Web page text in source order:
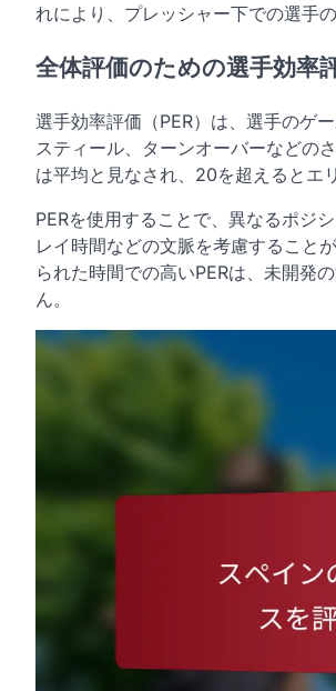
れにより、プレッシャー下での選手
全体評価のための選手効率
選手効率評価（PER）は、選手のゲ
スティール、ターンオーバーなどの
は平均と見なされ、20を超えるとエ
PERを使用することで、異なるポジ
レイ時間などの文脈を考慮すること
られた時間での高いPERは、未開発
ん。